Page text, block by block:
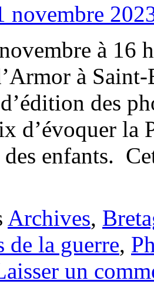
novembre
à 16
à
des
d’évoquer la
des enfants.
Archives,
de la guerre,
un